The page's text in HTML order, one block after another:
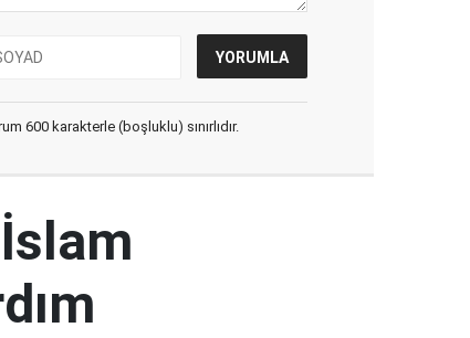
600 karakterle (boşluklu) sınırlıdır.